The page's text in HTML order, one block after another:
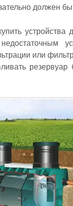
должен
устройства
или
резервуар